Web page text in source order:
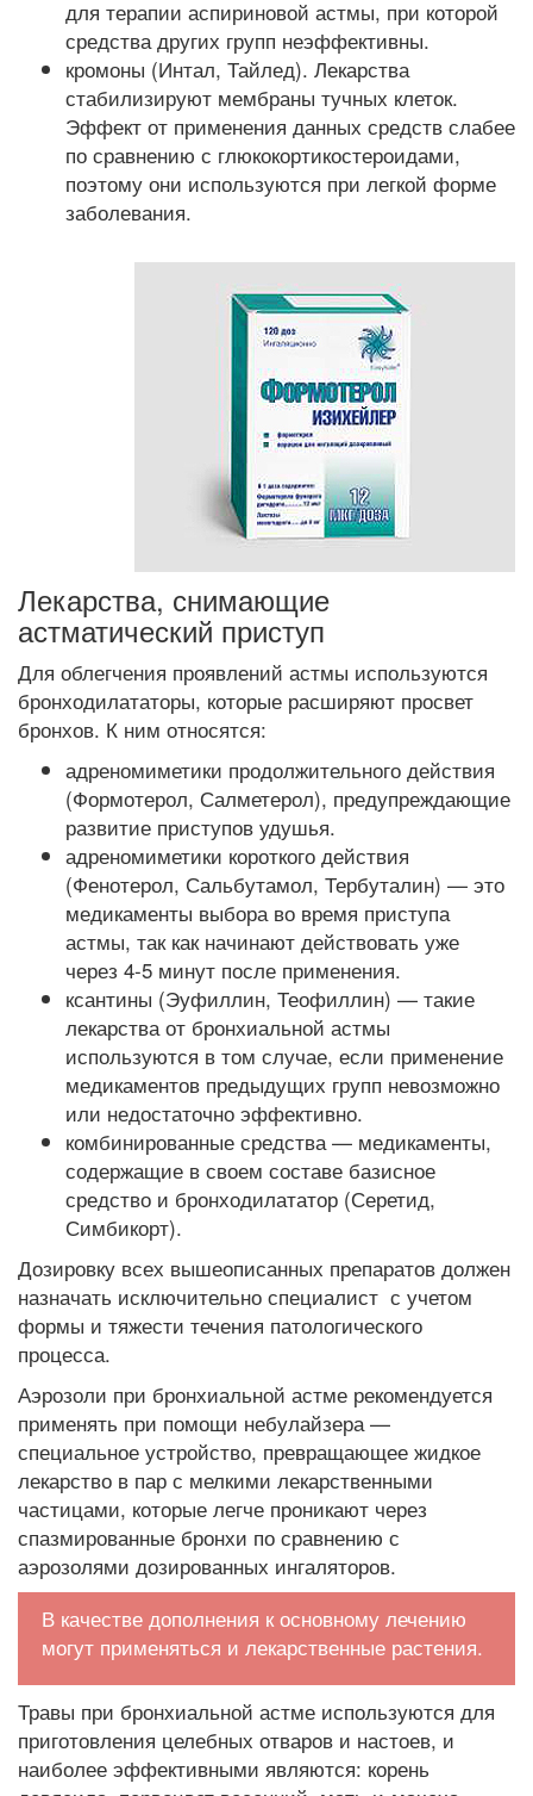
для терапии аспириновой астмы, при которой
средства других групп неэффективны.
кромоны (Интал, Тайлед). Лекарства
стабилизируют мембраны тучных клеток.
Эффект от применения данных средств слабее
по сравнению с глюкокортикостероидами,
поэтому они используются при легкой форме
заболевания.
Лекарства, снимающие
астматический приступ
Для облегчения проявлений астмы используются
бронходилататоры, которые расширяют просвет
бронхов. К ним относятся:
адреномиметики продолжительного действия
(Формотерол, Салметерол), предупреждающие
развитие приступов удушья.
адреномиметики короткого действия
(Фенотерол, Сальбутамол, Тербуталин) — это
медикаменты выбора во время приступа
астмы, так как начинают действовать уже
через 4-5 минут после применения.
ксантины (Эуфиллин, Теофиллин) — такие
лекарства от бронхиальной астмы
используются в том случае, если применение
медикаментов предыдущих групп невозможно
или недостаточно эффективно.
комбинированные средства — медикаменты,
содержащие в своем составе базисное
средство и бронходилататор (Серетид,
Симбикорт).
Дозировку всех вышеописанных препаратов должен
назначать исключительно специалист с учетом
формы и тяжести течения патологического
процесса.
Аэрозоли при бронхиальной астме рекомендуется
применять при помощи небулайзера —
специальное устройство, превращающее жидкое
лекарство в пар с мелкими лекарственными
частицами, которые легче проникают через
спазмированные бронхи по сравнению с
аэрозолями дозированных ингаляторов.
В качестве дополнения к основному лечению
могут применяться и лекарственные растения.
Травы при бронхиальной астме используются для
приготовления целебных отваров и настоев, и
наиболее эффективными являются: корень